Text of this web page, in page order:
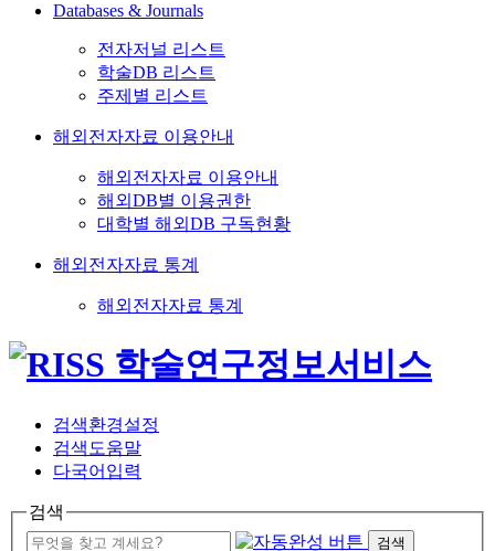
Databases & Journals
전자저널 리스트
학술DB 리스트
주제별 리스트
해외전자자료 이용안내
해외전자자료 이용안내
해외DB별 이용권한
대학별 해외DB 구독현황
해외전자자료 통계
해외전자자료 통계
검색환경설정
검색도움말
다국어입력
검색
검색